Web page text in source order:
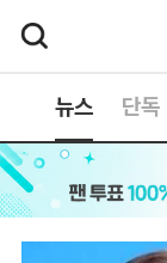
뉴스 단독